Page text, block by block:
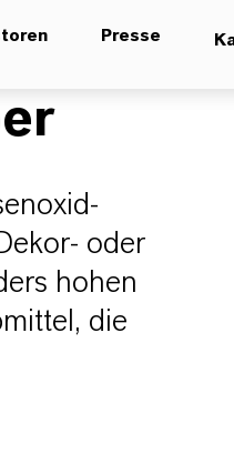
Presse
oder
hohen
die